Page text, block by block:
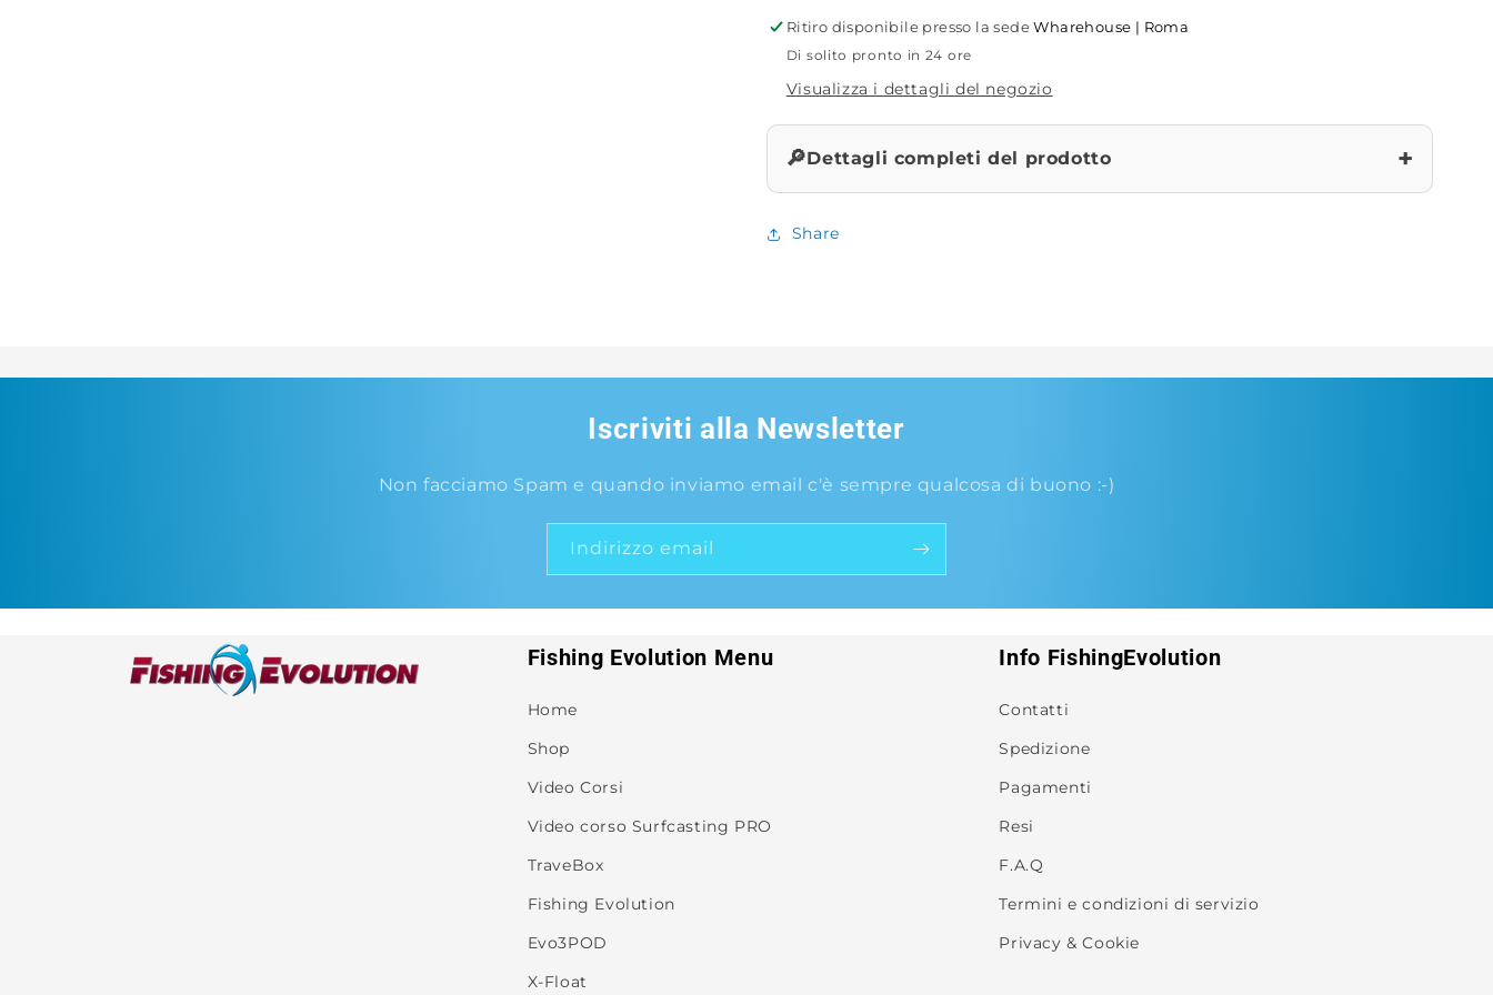
Ritiro disponibile presso la sedeWharehouse | Roma
Di solito pronto in 24 ore
Visualizza i dettagli del negozio
🔎Dettagli completi del prodotto +
Share
Iscriviti alla Newsletter
Non facciamo Spam e quando inviamo email c'è sempre qualcosa di buono :-)
Indirizzo email
Fishing Evolution Menu
Home
Shop
Video Corsi
Video corso Surfcasting PRO
TraveBox
Fishing Evolution
Evo3POD
X-Float
Info FishingEvolution
Contatti
Spedizione
Pagamenti
Resi
F.A.Q
Termini e condizioni di servizio
Privacy & Cookie